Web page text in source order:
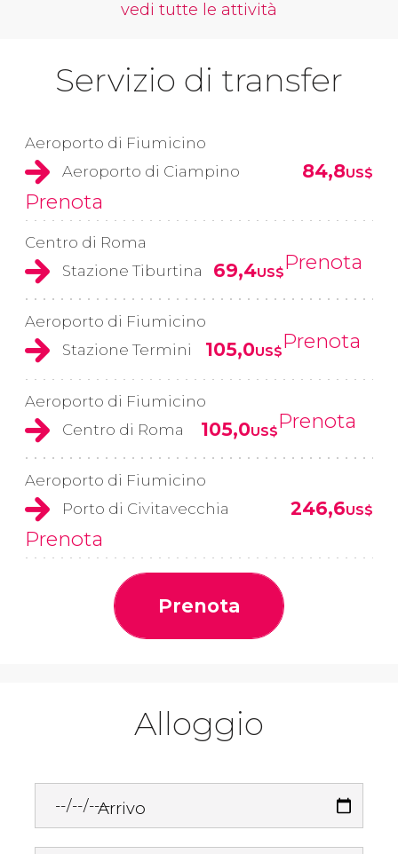
vedi tutte le attività
Servizio di transfer
Aeroporto di Fiumicino
Aeroporto di Ciampino
84,8US$
Prenota
Centro di Roma
Stazione Tiburtina
69,4US$Prenota
Aeroporto di Fiumicino
Stazione Termini
105,0US$Prenota
Aeroporto di Fiumicino
Centro di Roma
105,0US$Prenota
Aeroporto di Fiumicino
Porto di Civitavecchia
246,6US$
Prenota
Prenota
Alloggio
Arrivo